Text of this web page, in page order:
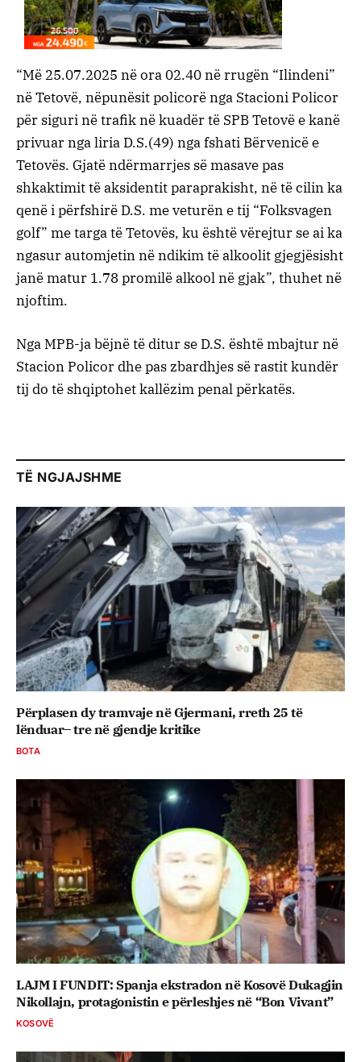
“Më 25.07.2025 në ora 02.40 në rrugën “Ilindeni”
në Tetovë, nëpunësit policorë nga Stacioni Policor
për siguri në trafik në kuadër të SPB Tetovë e kanë
privuar nga liria D.S.(49) nga fshati Bërvenicë e
Tetovës. Gjatë ndërmarrjes së masave pas
shkaktimit të aksidentit paraprakisht, në të cilin ka
qenë i përfshirë D.S. me veturën e tij “Folksvagen
golf” me targa të Tetovës, ku është vërejtur se ai ka
ngasur automjetin në ndikim të alkoolit gjegjësisht
janë matur 1.78 promilë alkool në gjak”, thuhet në
njoftim.
Nga MPB-ja bëjnë të ditur se D.S. është mbajtur në
Stacion Policor dhe pas zbardhjes së rastit kundër
tij do të shqiptohet kallëzim penal përkatës.
TË NGJAJSHME
Përplasen dy tramvaje në Gjermani, rreth 25 të
lënduar– tre në gjendje kritike
BOTA
LAJM I FUNDIT: Spanja ekstradon në Kosovë Dukagjin
Nikollajn, protagonistin e përleshjes në “Bon Vivant”
KOSOVË